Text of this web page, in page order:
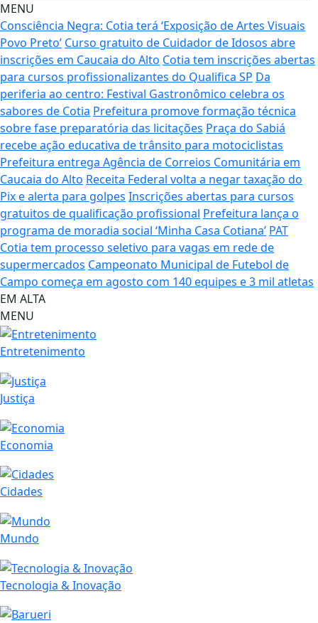
MENU
Consciência Negra: Cotia terá ‘Exposição de Artes Visuais
Povo Preto’ Curso gratuito de Cuidador de Idosos abre
inscrições em Caucaia do Alto Cotia tem inscrições abertas
para cursos profissionalizantes do Qualifica SP Da
periferia ao centro: Festival Gastronômico celebra os
sabores de Cotia Prefeitura promove formação técnica
sobre fase preparatória das licitações Praça do Sabiá
recebe ação educativa de trânsito para motociclistas
Prefeitura entrega Agência de Correios Comunitária em
Caucaia do Alto Receita Federal volta a negar taxação do
Pix e alerta para golpes Inscrições abertas para cursos
gratuitos de qualificação profissional Prefeitura lança o
programa de moradia social ‘Minha Casa Cotiana’ PAT
Cotia tem processo seletivo para vagas em rede de
supermercados Campeonato Municipal de Futebol de
Campo começa em agosto com 140 equipes e 3 mil atletas
EM ALTA
MENU
Entretenimento
Justiça
Economia
Cidades
Mundo
Tecnologia & Inovação